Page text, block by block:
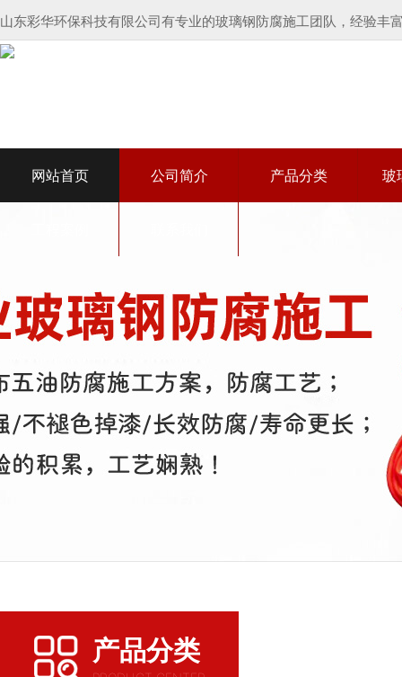
山东彩华环保科技有限公司有专业的玻璃钢防腐施工团队，经验丰
网站首页 公司简介 产品分类 玻
产品分类